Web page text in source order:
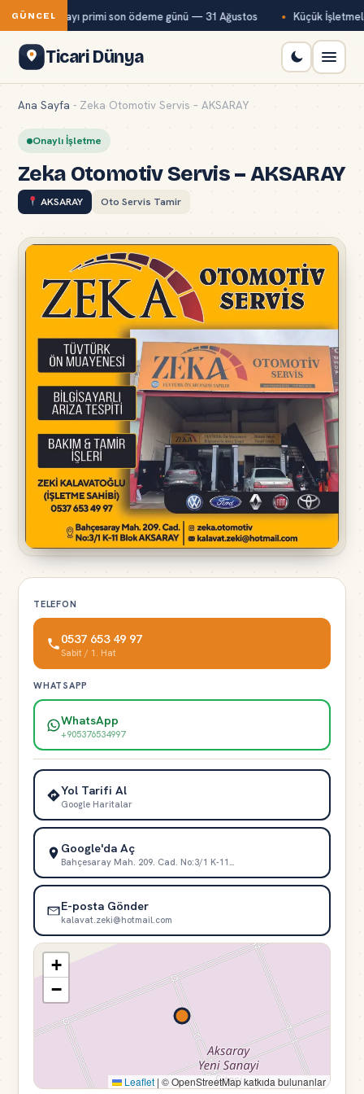
GÜNCEL
temmuz ayı primi son ödeme günü — 31 Ağustos Küçük
Ticari Dünya
Ana Sayfa - Zeka Otomotiv Servis – AKSARAY
Onaylı İşletme
Zeka Otomotiv Servis – AKSARAY
AKSARAY Oto Servis Tamir
TELEFON
0537 653 49 97
Sabit / 1. Hat
WHATSAPP
WhatsApp
+905376534997
Yol Tarifi Al
Google Haritalar
Google'da Aç
Bahçesaray Mah. 209. Cad. No:3/1 K-11…
E-posta Gönder
kalavat.zeki@hotmail.com
+
−
Leaflet | © OpenStreetMap katkıda bulunanlar